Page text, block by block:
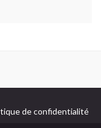
de confidentialité